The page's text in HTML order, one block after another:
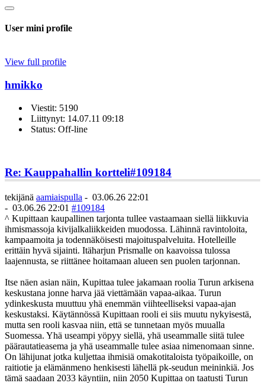
User mini profile
View full profile
hmikko
Viestit: 5190
Liittynyt: 14.07.11 09:18
Status: Off-line
Re: Kauppahallin kortteli#109184
tekijänä aamiaispulla - 03.06.26 22:01
- 03.06.26 22:01 #109184
^ Kupittaan kaupallinen tarjonta tullee vastaamaan siellä liikkuvia
ihmismassoja kivijalkaliikkeiden muodossa. Lähinnä ravintoloita,
kampaamoita ja todennäköisesti majoituspalveluita. Hotelleille
erittäin hyvä sijainti. Itäharjun Prismalle on kaavoissa tulossa
laajennusta, se riittänee hoitamaan alueen sen puolen tarjonnan.
Itse näen asian näin, Kupittaa tulee jakamaan roolia Turun arkisena
keskustana jonne harva jää viettämään vapaa-aikaa. Turun
ydinkeskusta muuttuu yhä enemmän viihteelliseksi vapaa-ajan
keskustaksi. Käytännössä Kupittaan rooli ei siis muutu nykyisestä,
mutta sen rooli kasvaa niin, että se tunnetaan myös muualla
Suomessa. Yhä useampi yöpyy siellä, yhä useammalle siitä tulee
päärautatieasema ja yhä useammalle tulee asiaa nimenomaan sinne.
On lähijunat jotka kuljettaa ihmisiä omakotitaloista työpaikoille, on
raitiotie ja elämänmeno henkisesti lähellä pk-seudun meininkiä. Jos
tämä saadaan 2033 käyntiin, niin 2050 Kupittaa on taatusti Turun